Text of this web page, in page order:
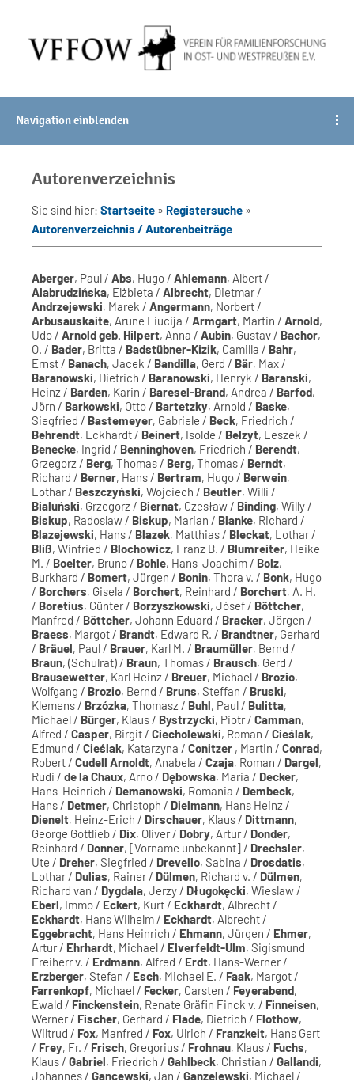
Navigation einblenden
Autorenverzeichnis
Sie sind hier: Startseite » Registersuche »
Autorenverzeichnis / Autorenbeiträge
Aberger, Paul / Abs, Hugo / Ahlemann, Albert /
Alabrudzińska, Elżbieta / Albrecht, Dietmar /
Andrzejewski, Marek / Angermann, Norbert /
Arbusauskaite, Arune Liucija / Armgart, Martin / Arnold,
Udo / Arnold geb. Hilpert, Anna / Aubin, Gustav / Bachor,
O. / Bader, Britta / Badstübner-Kizik, Camilla / Bahr,
Ernst / Banach, Jacek / Bandilla, Gerd / Bär, Max /
Baranowski, Dietrich / Baranowski, Henryk / Baranski,
Heinz / Barden, Karin / Baresel-Brand, Andrea / Barfod,
Jörn / Barkowski, Otto / Bartetzky, Arnold / Baske,
Siegfried / Bastemeyer, Gabriele / Beck, Friedrich /
Behrendt, Eckhardt / Beinert, Isolde / Belzyt, Leszek /
Benecke, Ingrid / Benninghoven, Friedrich / Berendt,
Grzegorz / Berg, Thomas / Berg, Thomas / Berndt,
Richard / Berner, Hans / Bertram, Hugo / Berwein,
Lothar / Beszczyński, Wojciech / Beutler, Willi /
Bialuński, Grzegorz / Biernat, Czesław / Binding, Willy /
Biskup, Radoslaw / Biskup, Marian / Blanke, Richard /
Blazejewski, Hans / Blazek, Matthias / Bleckat, Lothar /
Bliß, Winfried / Blochowicz, Franz B. / Blumreiter, Heike
M. / Boelter, Bruno / Bohle, Hans-Joachim / Bolz,
Burkhard / Bomert, Jürgen / Bonin, Thora v. / Bonk, Hugo
/ Borchers, Gisela / Borchert, Reinhard / Borchert, A. H.
/ Boretius, Günter / Borzyszkowski, Jósef / Böttcher,
Manfred / Böttcher, Johann Eduard / Bracker, Jörgen /
Braess, Margot / Brandt, Edward R. / Brandtner, Gerhard
/ Bräuel, Paul / Brauer, Karl M. / Braumüller, Bernd /
Braun, (Schulrat) / Braun, Thomas / Brausch, Gerd /
Brausewetter, Karl Heinz / Breuer, Michael / Brozio,
Wolfgang / Brozio, Bernd / Bruns, Steffan / Bruski,
Klemens / Brzózka, Thomasz / Buhl, Paul / Bulitta,
Michael / Bürger, Klaus / Bystrzycki, Piotr / Camman,
Alfred / Casper, Birgit / Ciecholewski, Roman / Cieślak,
Edmund / Cieślak, Katarzyna / Conitzer , Martin / Conrad,
Robert / Cudell Arnoldt, Anabela / Czaja, Roman / Dargel,
Rudi / de la Chaux, Arno / Dębowska, Maria / Decker,
Hans-Heinrich / Demanowski, Romania / Dembeck,
Hans / Detmer, Christoph / Dielmann, Hans Heinz /
Dienelt, Heinz-Erich / Dirschauer, Klaus / Dittmann,
George Gottlieb / Dix, Oliver / Dobry, Artur / Donder,
Reinhard / Donner, [Vorname unbekannt] / Drechsler,
Ute / Dreher, Siegfried / Drevello, Sabina / Drosdatis,
Lothar / Dulias, Rainer / Dülmen, Richard v. / Dülmen,
Richard van / Dygdala, Jerzy / Długokęcki, Wieslaw /
Eberl, Immo / Eckert, Kurt / Eckhardt, Albrecht /
Eckhardt, Hans Wilhelm / Eckhardt, Albrecht /
Eggebracht, Hans Heinrich / Ehmann, Jürgen / Ehmer,
Artur / Ehrhardt, Michael / Elverfeldt-Ulm, Sigismund
Freiherr v. / Erdmann, Alfred / Erdt, Hans-Werner /
Erzberger, Stefan / Esch, Michael E. / Faak, Margot /
Farrenkopf, Michael / Fecker, Carsten / Feyerabend,
Ewald / Finckenstein, Renate Gräfin Finck v. / Finneisen,
Werner / Fischer, Gerhard / Flade, Dietrich / Flothow,
Wiltrud / Fox, Manfred / Fox, Ulrich / Franzkeit, Hans Gert
/ Frey, Fr. / Frisch, Gregorius / Frohnau, Klaus / Fuchs,
Klaus / Gabriel, Friedrich / Gahlbeck, Christian / Gallandi,
Johannes / Gancewski, Jan / Ganzelewski, Michael /